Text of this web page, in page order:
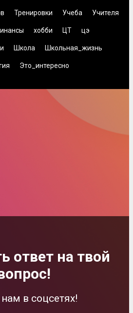
Тренировки Учеба Учителя
хобби ЦТ цэ
Школа Школьная_жизнь
Это_интересно
ответ на твой
в соцсетях!